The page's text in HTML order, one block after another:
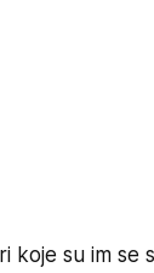
koje su im se